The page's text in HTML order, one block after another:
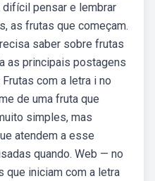
difícil pensar e lembrar
as frutas que começam.
saber sobre frutas
as principais postagens
com a letra i no
de uma fruta que
simples, mas
atendem a esse
quando. Web — no
que iniciam com a letra